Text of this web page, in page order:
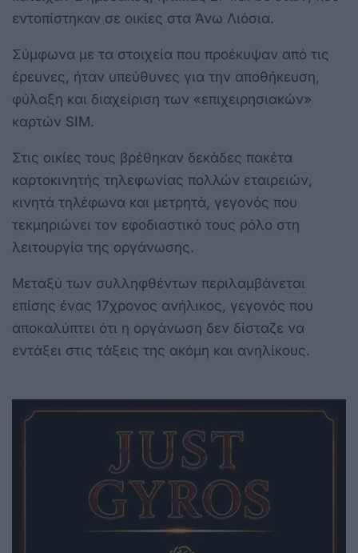
εντοπίστηκαν σε οικίες στα Άνω Λιόσια.
Σύμφωνα με τα στοιχεία που προέκυψαν από τις
έρευνες, ήταν υπεύθυνες για την αποθήκευση,
φύλαξη και διαχείριση των «επιχειρησιακών»
καρτών SIM.
Στις οικίες τους βρέθηκαν δεκάδες πακέτα
καρτοκινητής τηλεφωνίας πολλών εταιρειών,
κινητά τηλέφωνα και μετρητά, γεγονός που
τεκμηριώνει τον εφοδιαστικό τους ρόλο στη
λειτουργία της οργάνωσης.
Μεταξύ των συλληφθέντων περιλαμβάνεται
επίσης ένας 17χρονος ανήλικος, γεγονός που
αποκαλύπτει ότι η οργάνωση δεν δίσταζε να
εντάξει στις τάξεις της ακόμη και ανηλίκους.